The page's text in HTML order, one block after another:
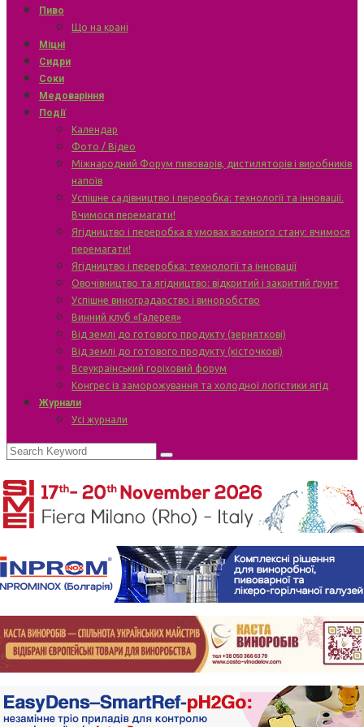
Пиво
Що на крані
Міцні
Сидри
Соки
Медоваріння
Події
Календар
Фото / Відео
Міжнародний Форум пивоварів, дистиляторів і виробників
напоїв
Успішне садівництво і переробка: технології та інновації.
Вчимося перемагати!
Ягідництво і переробка в умовах воєнного стану: вчимося
перемагати!
Ягідництво і переробка: технології та інновації
Овочівництво та ягідництво: відкритий і закритий ґрунт
Успішне виноградарство і виноробство
Винний клуб «Галерея»
Від землі до готового продукту (зерняткові)
Від землі до готового продукту (кісточкові)
Всеукраїнський горіховий форум
Конгрес із заморожування та холодної логістики ягід
Журнали
Усі журнали